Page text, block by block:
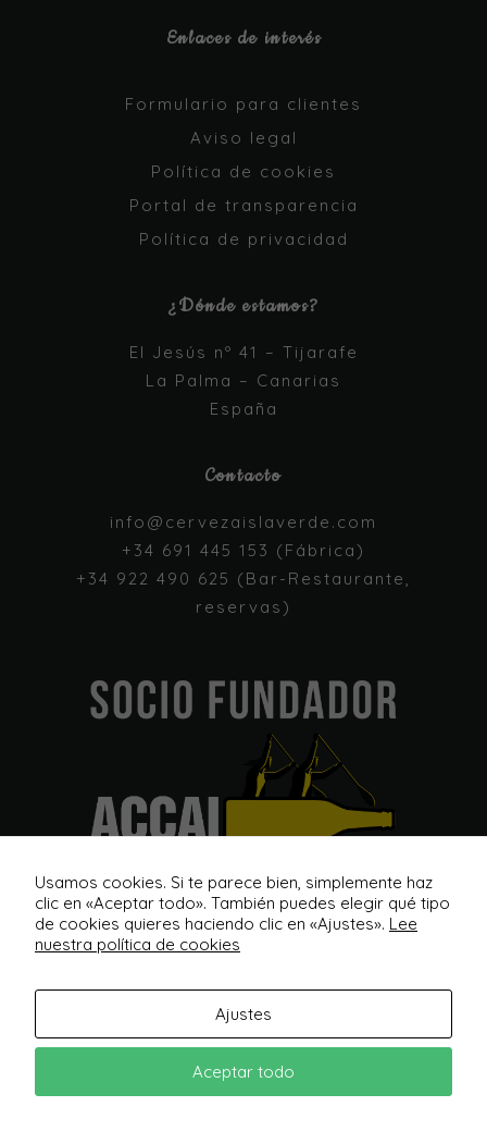
Enlaces de interés
Formulario para clientes
Aviso legal
Política de cookies
Portal de transparencia
Política de privacidad
¿Dónde estamos?
El Jesús nº 41 – Tijarafe
La Palma – Canarias
España
Contacto
info@cervezaislaverde.com
+34 691 445 153 (Fábrica)
+34 922 490 625 (Bar-Restaurante,
reservas)
Usamos cookies. Si te parece bien, simplemente haz
clic en «Aceptar todo». También puedes elegir qué tipo
de cookies quieres haciendo clic en «Ajustes». Lee
nuestra política de cookies
Ajustes
Aceptar todo